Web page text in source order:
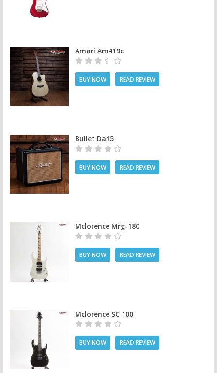
Amari Am419c
BUY NOW READ REVIEW
Bullet Da15
BUY NOW READ REVIEW
Mclorence Mrg-180
BUY NOW READ REVIEW
Mclorence SC 100
BUY NOW READ REVIEW